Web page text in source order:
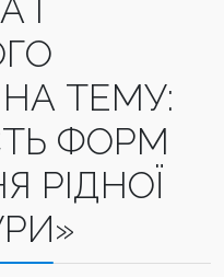
І
ТЕМУ:
ФОРМ
РІДНОЇ